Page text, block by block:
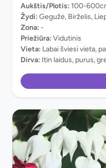
Aukštis/Plotis: 100-
Žydi: Gegužė, Birželis,
Zona: -
Priežiūra: Vidutinis
Vieta: Labai šviesi vieta,
Dirva: Itin laidus, purus,